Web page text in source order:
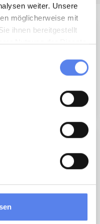
weiter. Unsere
möglicherweise mit
ihnen bereitgestellt
Nutzung der Dienste